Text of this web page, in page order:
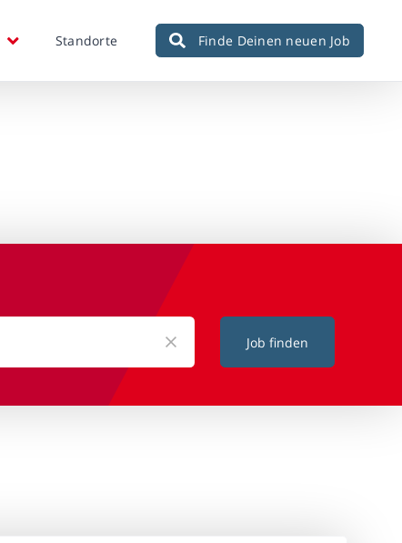
Standorte Finde Deinen neuen Job
Job finden